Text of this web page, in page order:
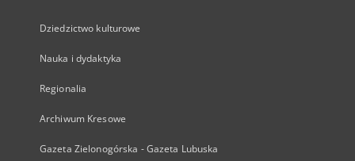
Dziedzictwo kulturowe
Nauka i dydaktyka
Regionalia
Archiwum Kresowe
Gazeta Zielonogórska - Gazeta Lubuska